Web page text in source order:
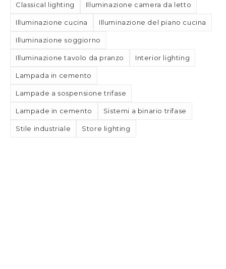
Classical lighting Illuminazione camera da letto
Illuminazione cucina Illuminazione del piano cucina
Illuminazione soggiorno
Illuminazione tavolo da pranzo Interior lighting
Lampada in cemento
Lampade a sospensione trifase
Lampade in cemento Sistemi a binario trifase
Stile industriale Store lighting